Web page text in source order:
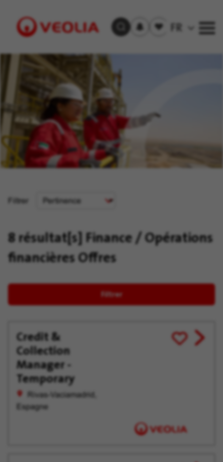
Visit
Trouver un emploi
aux
Offre(s)
sauvegardée(s)
FR
Filtrer
Critère
8 résultat[s] Finance / Opérations
financières Offres
Filtrer
Credit &
Collection
Manager -
Temporary
Rivas-Vaciamadrid,
Espagne
Enregistrer
pour
View
job